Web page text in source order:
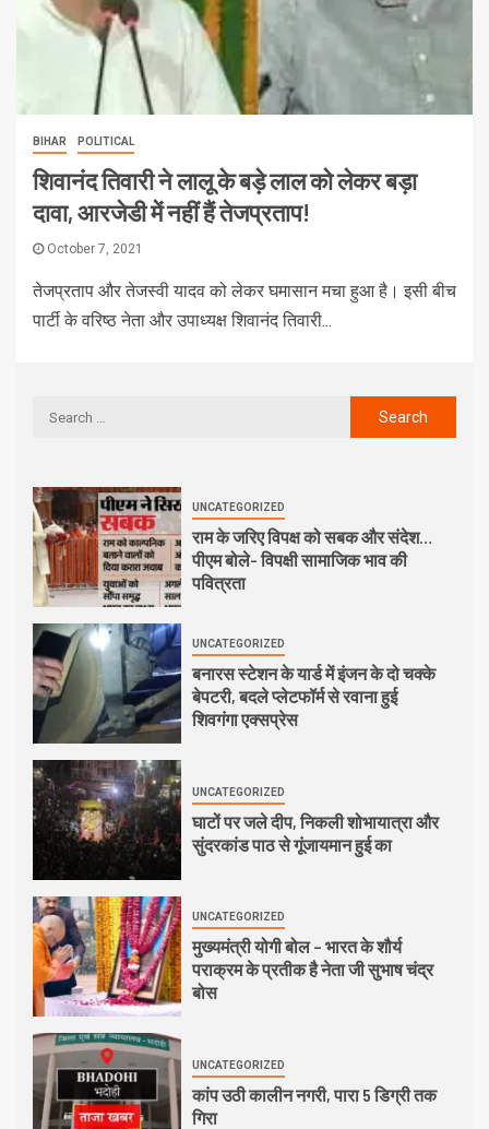
BIHAR POLITICAL
शिवानंद तिवारी ने लालू के बड़े लाल को लेकर बड़ा
दावा, आरजेडी में नहीं हैं तेजप्रताप!
October 7, 2021
तेजप्रताप और तेजस्वी यादव को लेकर घमासान मचा हुआ है। इसी बीच
पार्टी के वरिष्ठ नेता और उपाध्यक्ष शिवानंद तिवारी...
UNCATEGORIZED
राम के जरिए विपक्ष को सबक और संदेश…
पीएम बोले- विपक्षी सामाजिक भाव की
पवित्रता
UNCATEGORIZED
बनारस स्टेशन के यार्ड में इंजन के दो चक्के
बेपटरी, बदले प्लेटफॉर्म से रवाना हुई
शिवगंगा एक्सप्रेस
UNCATEGORIZED
घाटों पर जले दीप, निकली शोभायात्रा और
सुंदरकांड पाठ से गूंजायमान हुई का
UNCATEGORIZED
मुख्यमंत्री योगी बोल – भारत के शौर्य
पराक्रम के प्रतीक है नेता जी सुभाष चंद्र
बोस
UNCATEGORIZED
कांप उठी कालीन नगरी, पारा 5 डिग्री तक
गिरा